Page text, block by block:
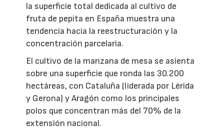
la superficie total dedicada al cultivo de
fruta de pepita en España muestra una
tendencia hacia la reestructuración y la
concentración parcelaria.
El cultivo de la manzana de mesa se asienta
sobre una superficie que ronda las 30.200
hectáreas, con Cataluña (liderada por Lérida
y Gerona) y Aragón como los principales
polos que concentran más del 70% de la
extensión nacional.